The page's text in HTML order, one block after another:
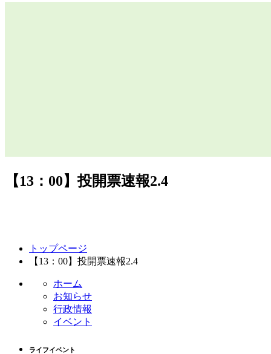
【13：00】投開票速報2.4
トップページ
【13：00】投開票速報2.4
ホーム
お知らせ
行政情報
イベント
ライフイベント